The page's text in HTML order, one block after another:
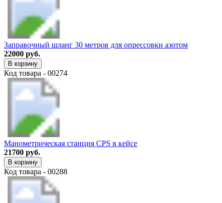
Заправочный шланг 30 метров для опрессовки азотом
22000 руб.
В корзину
Код товара - 00274
Манометрическая станция CPS в кейсе
21700 руб.
В корзину
Код товара - 00288